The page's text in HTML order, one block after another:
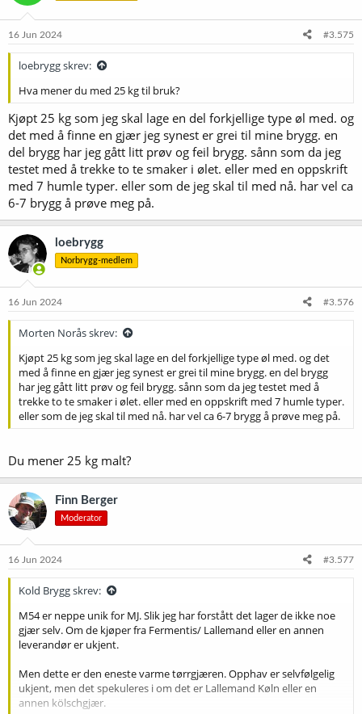
16 Jun 2024 #3.575
loebrygg skrev:
Hva mener du med 25 kg til bruk?
Kjøpt 25 kg som jeg skal lage en del forkjellige type øl med. og
det med å finne en gjær jeg synest er grei til mine brygg. en
del brygg har jeg gått litt prøv og feil brygg. sånn som da jeg
testet med å trekke to te smaker i ølet. eller med en oppskrift
med 7 humle typer. eller som de jeg skal til med nå. har vel ca
6-7 brygg å prøve meg på.
loebrygg
Norbrygg-medlem
16 Jun 2024 #3.576
Morten Norås skrev:
Kjøpt 25 kg som jeg skal lage en del forkjellige type øl med. og det
med å finne en gjær jeg synest er grei til mine brygg. en del brygg
har jeg gått litt prøv og feil brygg. sånn som da jeg testet med å
trekke to te smaker i ølet. eller med en oppskrift med 7 humle typer.
eller som de jeg skal til med nå. har vel ca 6-7 brygg å prøve meg på.
Du mener 25 kg malt?
Finn Berger
Moderator
16 Jun 2024 #3.577
Kold Brygg skrev:
M54 er neppe unik for MJ. Slik jeg har forstått det lager de ikke noe
gjær selv. Om de kjøper fra Fermentis/ Lallemand eller en annen
leverandør er ukjent.
Men dette er den eneste varme tørrgjæren. Opphav er selvfølgelig
ukjent, men det spekuleres i om det er Lallemand Køln eller en
annen kölschgjær.